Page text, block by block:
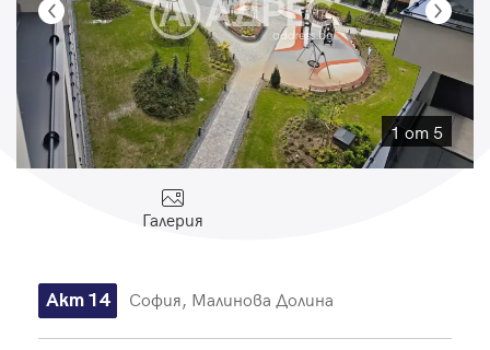
1 от 5
Галерия
Акт 14 София, Малинова Долина
Имейл
Парола
Забравена парола